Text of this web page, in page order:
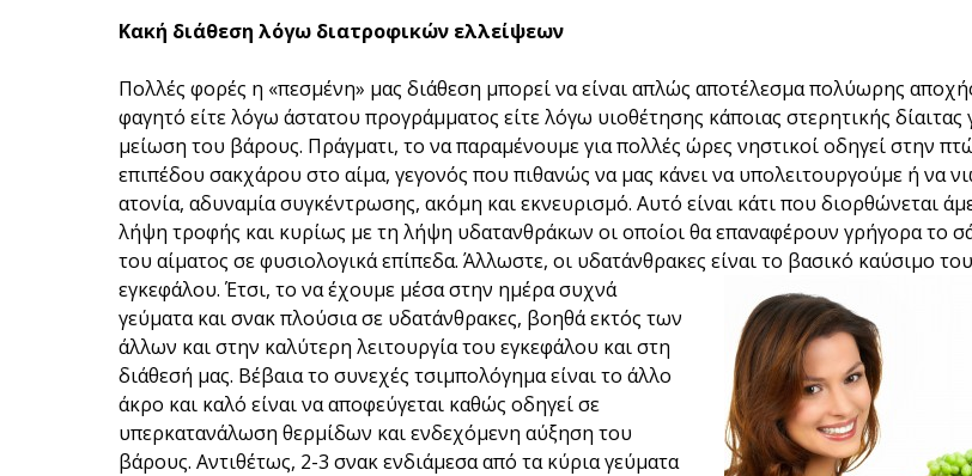
Κακή διάθεση λόγω διατροφικών ελλείψεων
Πολλές φορές η «πεσμένη» μας διάθεση μπορεί να είναι απλώς αποτέλεσμα πολύωρης
φαγητό είτε λόγω άστατου προγράμματος είτε λόγω υιοθέτησης κάποιας στερητικής δίαιτας
μείωση του βάρους. Πράγματι, το να παραμένουμε για πολλές ώρες νηστικοί οδηγεί στην
επιπέδου σακχάρου στο αίμα, γεγονός που πιθανώς να μας κάνει να υπολειτουργούμε ή να
ατονία, αδυναμία συγκέντρωσης, ακόμη και εκνευρισμό. Αυτό είναι κάτι που διορθώνεται
λήψη τροφής και κυρίως με τη λήψη υδατανθράκων οι οποίοι θα επαναφέρουν γρήγορα το
του αίματος σε φυσιολογικά επίπεδα. Άλλωστε, οι υδατάνθρακες είναι το βασικό καύσιμο του
εγκεφάλου. Έτσι, το να έχουμε μέσα στην ημέρα συχνά
γεύματα και σνακ πλούσια σε υδατάνθρακες, βοηθά εκτός των
άλλων και στην καλύτερη λειτουργία του εγκεφάλου και στη
διάθεσή μας. Βέβαια το συνεχές τσιμπολόγημα είναι το άλλο
άκρο και καλό είναι να αποφεύγεται καθώς οδηγεί σε
υπερκατανάλωση θερμίδων και ενδεχόμενη αύξηση του
βάρους. Αντιθέτως, 2-3 σνακ ενδιάμεσα από τα κύρια γεύματα